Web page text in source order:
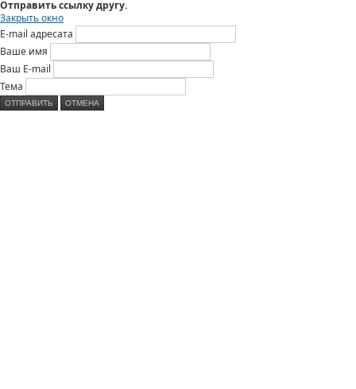
Отправить ссылку другу.
Закрыть окно
E-mail адресата
Ваше имя
Ваш E-mail
Тема
ОТПРАВИТЬ ОТМЕНА